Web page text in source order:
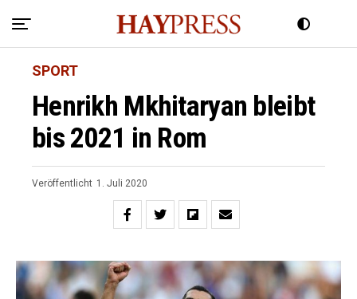
SPORT
Henrikh Mkhitaryan bleibt
bis 2021 in Rom
Veröffentlicht 1. Juli 2020